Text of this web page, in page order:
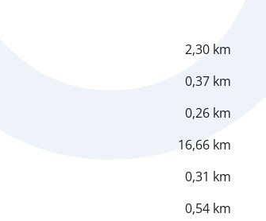
2,30 km
0,37 km
0,26 km
16,66 km
0,31 km
0,54 km